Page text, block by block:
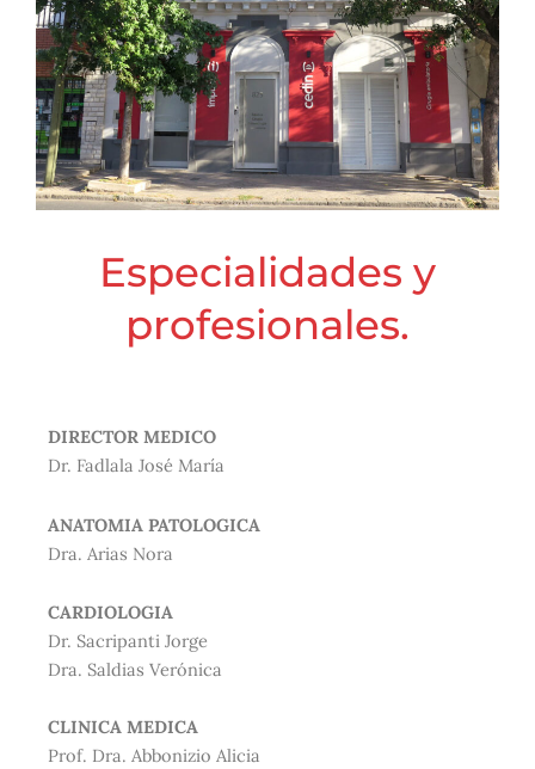
Especialidades y
profesionales.
DIRECTOR MEDICO
Dr. Fadlala José María
ANATOMIA PATOLOGICA
Dra. Arias Nora
CARDIOLOGIA
Dr. Sacripanti Jorge
Dra. Saldias Verónica
CLINICA MEDICA
Prof. Dra. Abbonizio Alicia